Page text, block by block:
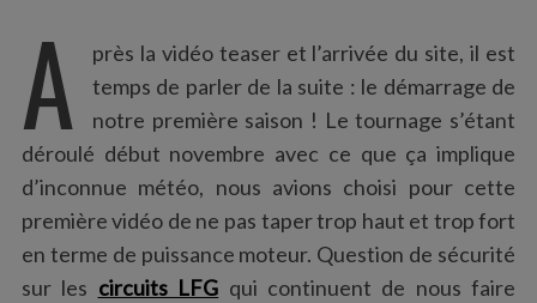
A
près la vidéo teaser et l’arrivée du site, il est
temps de parler de la suite : le démarrage de
notre première saison ! Le tournage s’étant
déroulé début novembre avec ce que ça implique
d’inconnue météo, nous avions choisi pour cette
première vidéo de ne pas taper trop haut et trop fort
en terme de puissance moteur. Question de sécurité
sur les circuits LFG qui continuent de nous faire